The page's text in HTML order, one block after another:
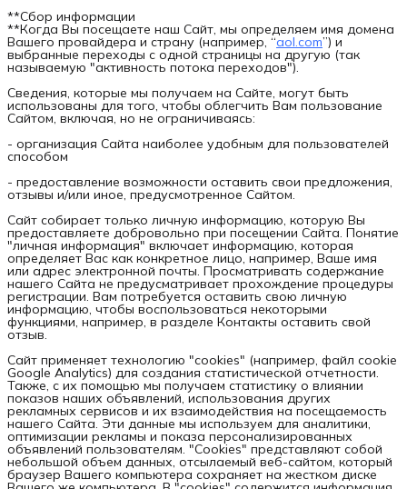
**Сбор информации
**Когда Вы посещаете наш Сайт, мы определяем имя домена
Вашего провайдера и страну (например, “aol.com”) и
выбранные переходы с одной страницы на другую (так
называемую "активность потока переходов").
Сведения, которые мы получаем на Сайте, могут быть
использованы для того, чтобы облегчить Вам пользование
Сайтом, включая, но не ограничиваясь:
- организация Сайта наиболее удобным для пользователей
способом
- предоставление возможности оставить свои предложения,
отзывы и/или иное, предусмотренное Сайтом.
Сайт собирает только личную информацию, которую Вы
предоставляете добровольно при посещении Сайта. Понятие
"личная информация" включает информацию, которая
определяет Вас как конкретное лицо, например, Ваше имя
или адрес электронной почты. Просматривать содержание
нашего Сайта не предусматривает прохождение процедуры
регистрации. Вам потребуется оставить свою личную
информацию, чтобы воспользоваться некоторыми
функциями, например, в разделе Контакты оставить свой
отзыв.
Сайт применяет технологию "cookies" (например, файл cookie
Google Analytics) для создания статистической отчетности.
Также, с их помощью мы получаем статистику о влиянии
показов наших объявлений, использования других
рекламных сервисов и их взаимодействия на посещаемость
нашего Сайта. Эти данные мы используем для аналитики,
оптимизации рекламы и показа персонализированных
объявлений пользователям. "Cookies" представляют собой
небольшой объем данных, отсылаемый веб-сайтом, который
браузер Вашего компьютера сохраняет на жестком диске